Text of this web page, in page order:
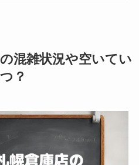
混雑状況や空いてい
？